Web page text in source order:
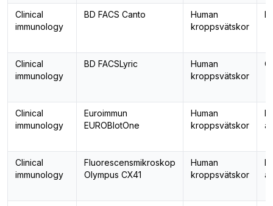
Clinical
immunology
BD FACS Canto
Human
kroppsvätskor
Clinical
immunology
BD FACSLyric
Human
kroppsvätskor
Clinical
immunology
Euroimmun
EUROBlotOne
Human
kroppsvätskor
Clinical
immunology
Fluorescensmikroskop
Olympus CX41
Human
kroppsvätskor